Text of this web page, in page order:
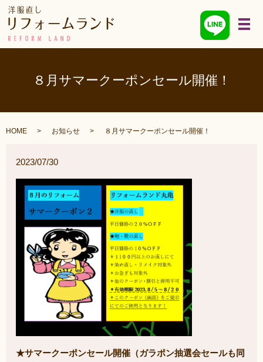
メ
８月サマークーポンセール開催！
HOME お知らせ ８月サマークーポンセール開催！
2023/07/30
★サマークーポンセール開催（ガラポン抽選会セールも同